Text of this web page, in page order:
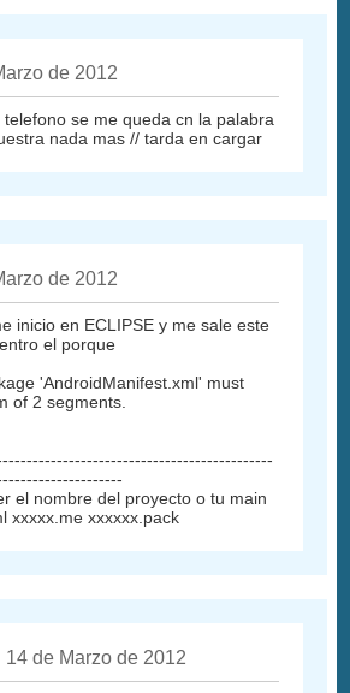
de 2012
se me queda cn la palabra
nada mas // tarda en cargar
de 2012
inicio en ECLIPSE y me sale este
el porque
'AndroidManifest.xml' must
of 2 segments.
el nombre del proyecto o tu main
xxxxx.me xxxxxx.pack
14 de Marzo de 2012